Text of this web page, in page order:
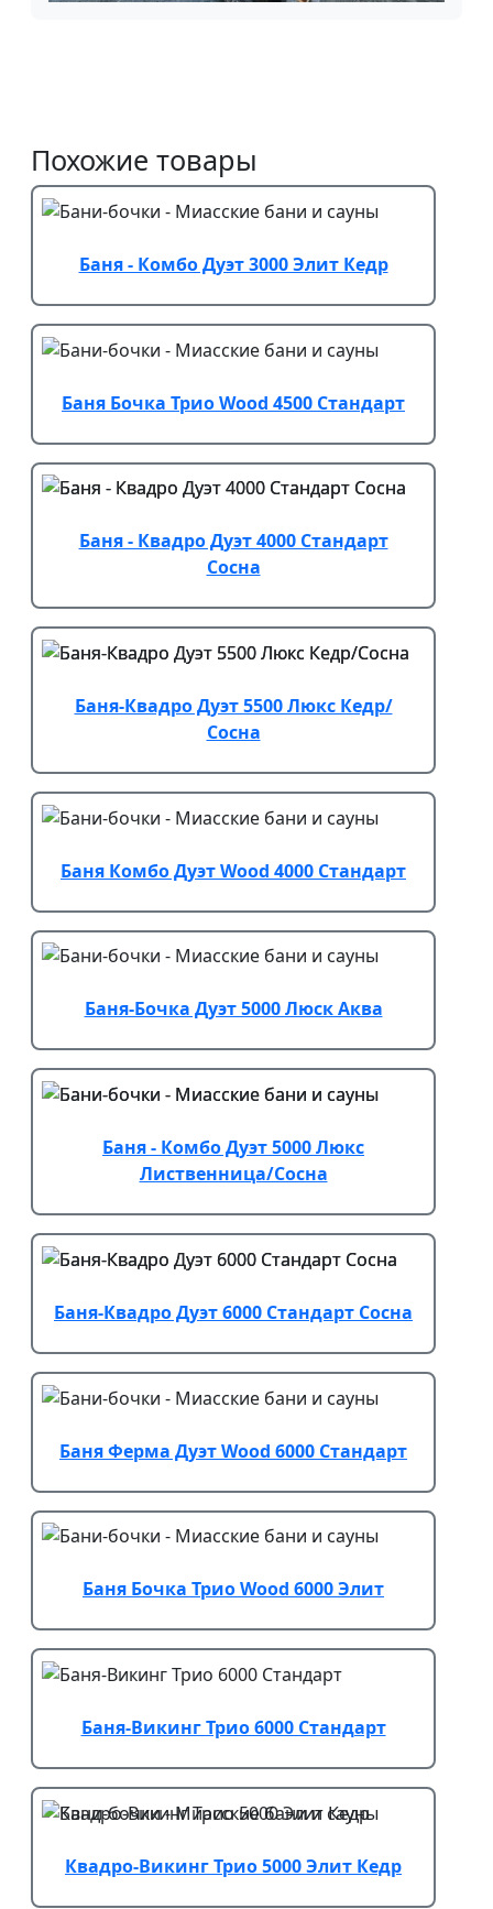
Похожие товары
Баня - Комбо Дуэт 3000 Элит Кедр
Баня Бочка Трио Wood 4500 Стандарт
Баня - Квадро Дуэт 4000 Стандарт
Сосна
Баня-Квадро Дуэт 5500 Люкс Кедр/
Сосна
Баня Комбо Дуэт Wood 4000 Стандарт
Баня-Бочка Дуэт 5000 Люск Аква
Баня - Комбо Дуэт 5000 Люкс
Лиственница/Сосна
Баня-Квадро Дуэт 6000 Стандарт Сосна
Баня Ферма Дуэт Wood 6000 Стандарт
Баня Бочка Трио Wood 6000 Элит
Баня-Викинг Трио 6000 Стандарт
Квадро-Викинг Трио 5000 Элит Кедр